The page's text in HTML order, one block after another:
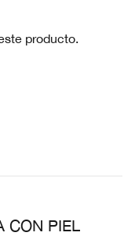
producto.
CON PIEL